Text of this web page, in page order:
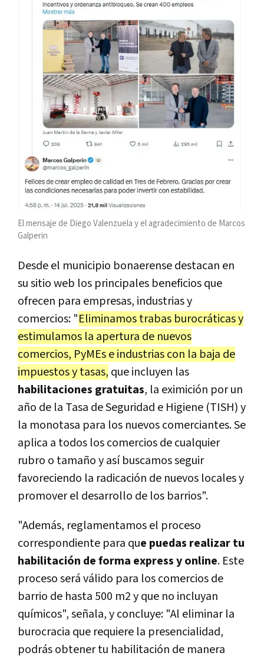
El mensaje de Diego Valenzuela y el agradecimiento de Marcos
Galperin
Desde el municipio bonaerense destacan en
su sitio web los principales beneficios que
ofrecen para empresas, industrias y
comercios: "Eliminamos trabas burocráticas y
estimulamos la apertura de nuevos
comercios, PyMEs e industrias con la baja de
impuestos y tasas, que incluyen las
habilitaciones gratuitas, la eximición por un
año de la Tasa de Seguridad e Higiene (TISH) y
la monotasa para los nuevos comerciantes. Se
aplica a todos los comercios de cualquier
rubro o tamaño y así buscamos seguir
favoreciendo la radicación de nuevos locales y
promover el desarrollo de los barrios".
"Además, reglamentamos el proceso
correspondiente para que puedas realizar tu
habilitación de forma express y online. Este
proceso será válido para los comercios de
barrio de hasta 500 m2 y que no incluyan
químicos", señala, y concluye: "Al eliminar la
burocracia que requiere la presencialidad,
podrás obtener tu habilitación de manera